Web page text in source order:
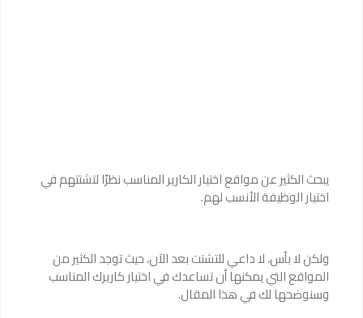
يبحث الكثير عن مواقع اختيار الكارير المناسب نظرًا لتشتتهم في
اختيار الوظيفة الأنسب لهم.
ولكن لا بأس، لا داعي للتشتت بعد الآن، حيث توجد الكثير من
المواقع التي يمكنها أن تساعدك في اختيار كاريرك المناسب
وسنوضحها لك في هذا المقال.